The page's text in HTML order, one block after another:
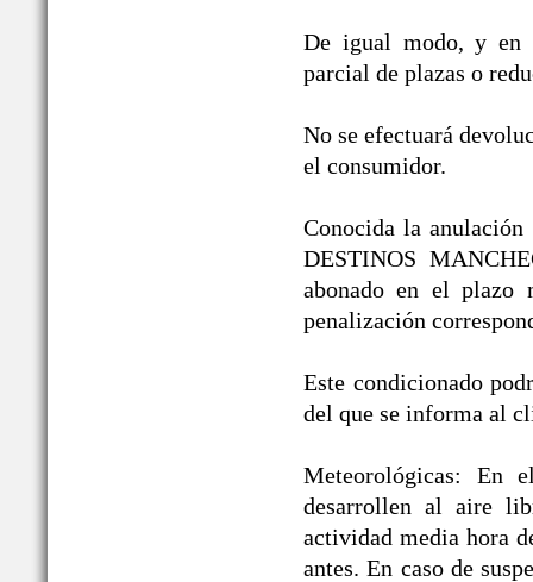
De igual modo, y en
parcial de plazas o
No se efectuará
el consumidor.
Conocida la
DESTINOS
abonado en el plazo
penalización
Este condicionado
del que se informa al
Meteorológicas: En
desarrollen al aire
actividad media hora
antes. En caso de